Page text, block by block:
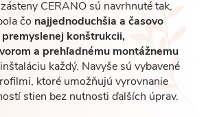
CERANO sú navrhnuté tak,
čo najjednoduchšia a časovo
konštrukcii,
a prehľadnému montážnemu
každý. Navyše sú vybavené
ktoré umožňujú vyrovnanie
stien bez nutnosti ďalších úprav.